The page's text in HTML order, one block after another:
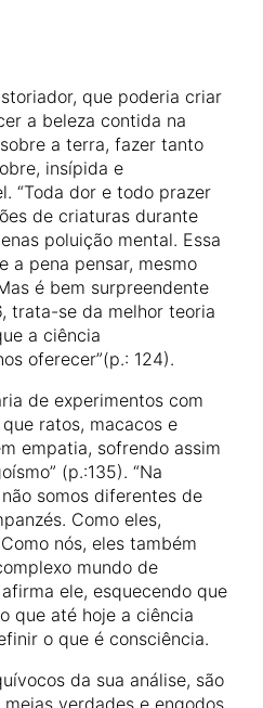
que poderia criar
a beleza contida na
a terra, fazer tanto
insípida e
“Toda dor e todo prazer
de criaturas durante
poluição mental. Essa
a pena pensar, mesmo
é bem surpreendente
trata-se da melhor teoria
a ciência
oferecer”(p.: 124).
de experimentos com
ratos, macacos e
empatia, sofrendo assim
(p.:135). “Na
somos diferentes de
Como eles,
nós, eles também
mundo de
ele, esquecendo que
que até hoje a ciência
o que é consciência.
da sua análise, são
verdades e engodos